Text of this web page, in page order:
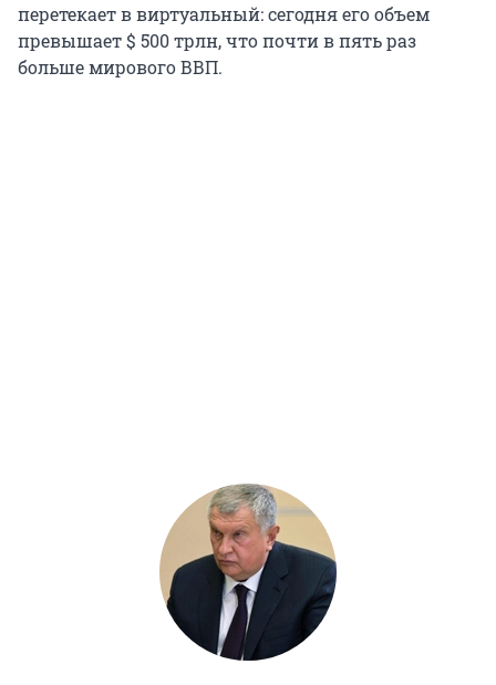
перетекает в виртуальный: сегодня его объем
превышает $ 500 трлн, что почти в пять раз
больше мирового ВВП.